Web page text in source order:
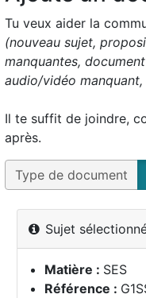
Tu veux aider la
(nouveau sujet,
manquantes,
audio/vidéo manquant,
Il te suffit de joindre,
après.
Type de document
Sujet
Matière : SES
Référence :